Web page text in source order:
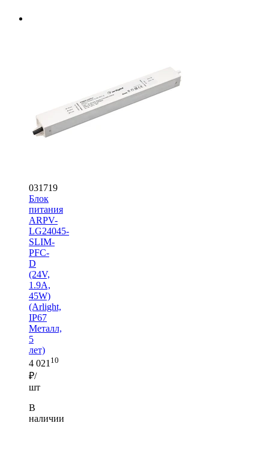
031719
Блок
питания
ARPV-
LG24045-
SLIM-
PFC-
D
(24V,
1.9A,
45W)
(Arlight,
IP67
Металл,
5
лет)
4 021 10
₽/
шт
В
наличии